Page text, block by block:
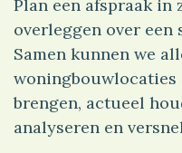
Plan een afspraak in
overleggen over een
Samen kunnen we
woningbouwlocaties
brengen, actueel
analyseren en